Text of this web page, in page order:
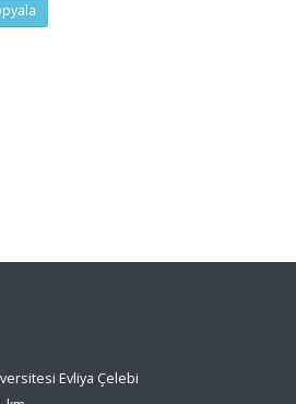
Evliya Çelebi